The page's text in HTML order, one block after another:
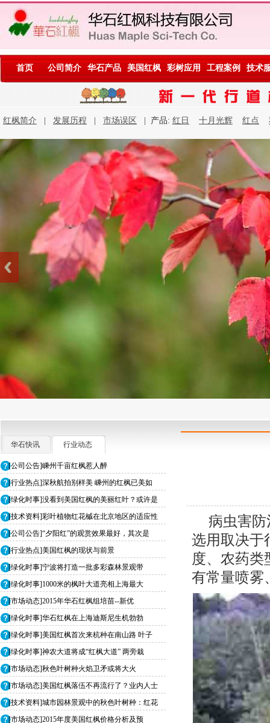
首页 公司简介 华石产品 美国红枫 彩树应用 工程案例 技术
红枫简介 发展历程 市场误区 | 产品: 红日 十月光辉 红点
华石快讯 行业动态
[公司公告]嵊州千亩红枫惹人醉
[行业热点]深秋航拍别样美 嵊州的红枫已美如
[绿化时事]没看到美国红枫的美丽红叶？或许是
[技术资料]彩叶植物红花槭在北京地区的适应性
[公司公告]“夕阳红”的观赏效果最好，其次是
[行业热点]美国红枫的现状与前景
[绿化时事]宁波将打造一批多彩森林景观带
[绿化时事]1000米的枫叶大道亮相上海最大
[市场动态]2015年华石红枫组培苗--新优
[绿化时事]华石红枫在上海迪斯尼生机勃勃
[绿化时事]美国红枫首次来杭种在南山路 叶子
[绿化时事]神农大道将成“红枫大道” 两旁栽
[市场动态]秋色叶树种火焰卫矛或将大火
[市场动态]美国红枫落伍不再流行了？业内人士
[技术资料]城市园林景观中的秋色叶树种：红花
[市场动态]2015年度美国红枫价格分析及预
病虫害
选用取决于
度、农药类
有常量喷雾